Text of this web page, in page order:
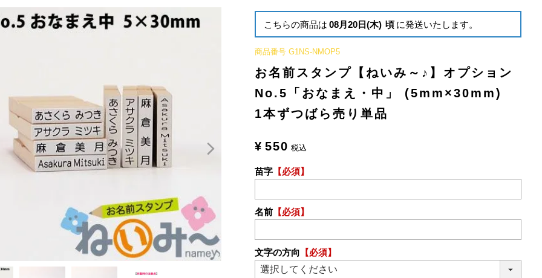
こちらの商品は 08月20日(木) 頃 に発送いたします。
商品番号 G1NS-NMOP5
お名前スタンプ【ねいみ～♪】オプション
No.5「おなまえ・中」 (5mm×30mm)
1本ずつばら売り単品
¥ 550 税込
苗字【必須】
名前【必須】
文字の方向 【必須】